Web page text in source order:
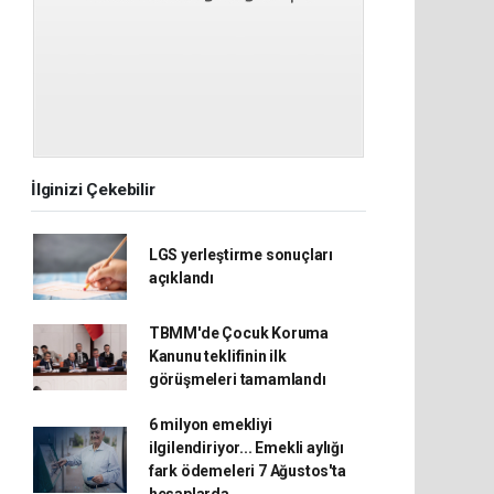
İlginizi Çekebilir
LGS yerleştirme sonuçları
açıklandı
TBMM'de Çocuk Koruma
Kanunu teklifinin ilk
görüşmeleri tamamlandı
6 milyon emekliyi
ilgilendiriyor... Emekli aylığı
fark ödemeleri 7 Ağustos'ta